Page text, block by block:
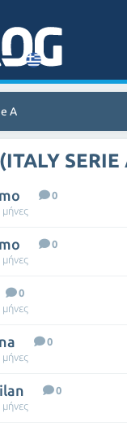
A
SERIE
0
0
0
0
0